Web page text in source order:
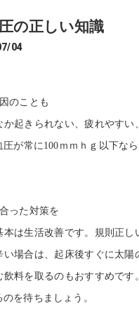
の正しい知識
04
のことも
起きられない、疲れやすい
圧が常に100 ｍｍｈｇ以下な
った対策を
は生活改善です。規則正し
い場合は、起床後すぐに太
飲料を取るのもおすすめで
を待ちましょう。